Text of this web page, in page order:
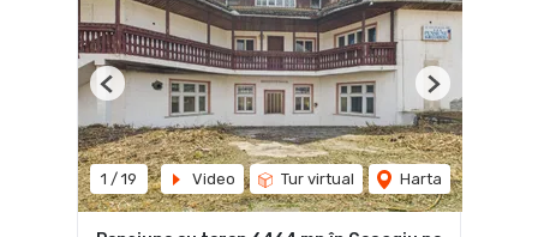
1 / 19 Video Tur virtual Harta
Previous Next